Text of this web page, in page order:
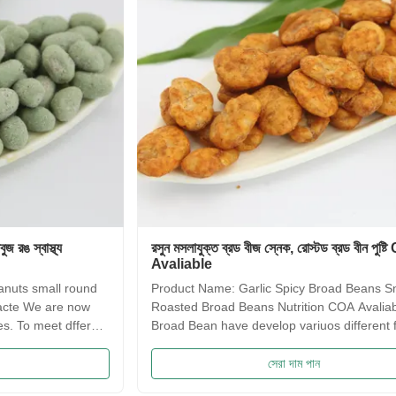
রসুন মসলাযুক্ত ব্রড বীজ স্নেক, রোস্টড ব্রড বীন পুষ্টি COA
Product Name: Garlic Spicy Broad Beans Snack ,
Roasted Broad Beans Nutrition COA Avaliable Our
Broad Bean have develop variuos different flavors
research department, we frist created braod bean
chips in China. Introducing precise frying ...
সাকিমা